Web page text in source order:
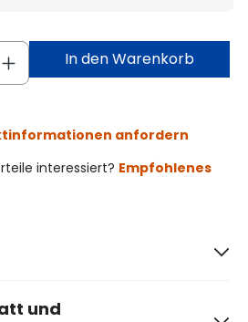
In den Warenkorb
anfordern
interessiert? Empfohlenes
und